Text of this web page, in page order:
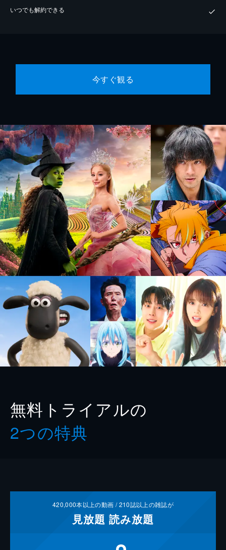
いつでも解約できる
今すぐ観る
無料トライアルの
2つの特典
420,000本以上の動画 /210誌以上の雑誌が
見放題 読み放題